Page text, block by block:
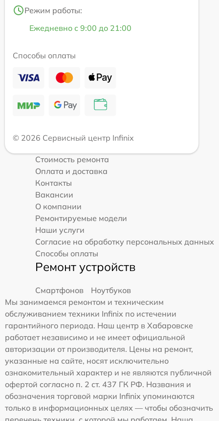
Режим работы:
Ежедневно с 9:00 до 21:00
Способы оплаты
© 2026 Сервисный центр Infinix
Стоимость ремонта
Оплата и доставка
Контакты
Вакансии
О компании
Ремонтируемые модели
Наши услуги
Согласие на обработку персональных данных
Способы оплаты
Ремонт устройств
Смартфонов
Ноутбуков
Мы занимаемся ремонтом и техническим
обслуживанием техники Infinix по истечении
гарантийного периода. Наш центр в Хабаровске
работает независимо и не имеет официальной
авторизации от производителя. Цены на ремонт,
указанные на сайте, носят исключительно
ознакомительный характер и не являются публичной
офертой согласно п. 2 ст. 437 ГК РФ. Названия и
обозначения торговой марки Infinix упоминаются
только в информационных целях — чтобы обозначить